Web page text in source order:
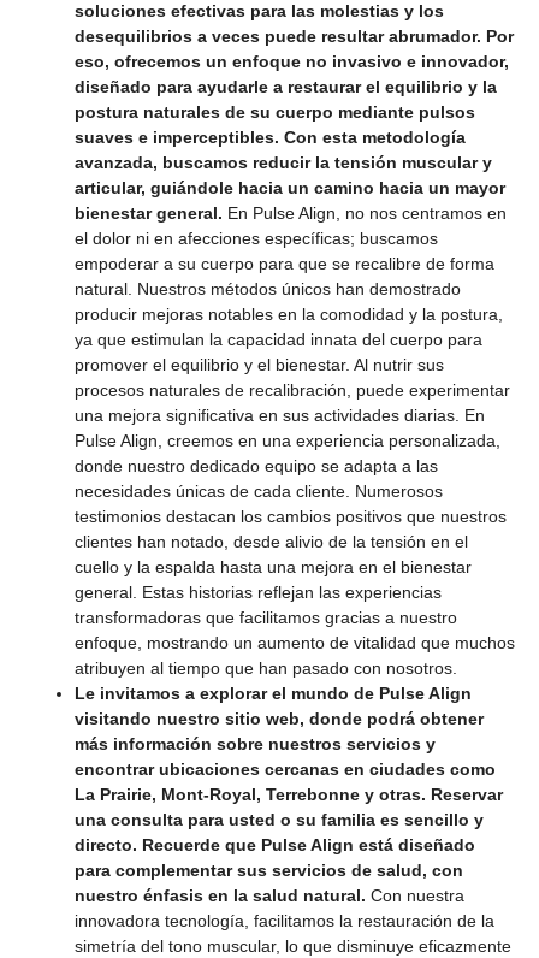
soluciones efectivas para las molestias y los
desequilibrios a veces puede resultar abrumador. Por
eso, ofrecemos un enfoque no invasivo e innovador,
diseñado para ayudarle a restaurar el equilibrio y la
postura naturales de su cuerpo mediante pulsos
suaves e imperceptibles. Con esta metodología
avanzada, buscamos reducir la tensión muscular y
articular, guiándole hacia un camino hacia un mayor
bienestar general. En Pulse Align, no nos centramos en
el dolor ni en afecciones específicas; buscamos
empoderar a su cuerpo para que se recalibre de forma
natural. Nuestros métodos únicos han demostrado
producir mejoras notables en la comodidad y la postura,
ya que estimulan la capacidad innata del cuerpo para
promover el equilibrio y el bienestar. Al nutrir sus
procesos naturales de recalibración, puede experimentar
una mejora significativa en sus actividades diarias. En
Pulse Align, creemos en una experiencia personalizada,
donde nuestro dedicado equipo se adapta a las
necesidades únicas de cada cliente. Numerosos
testimonios destacan los cambios positivos que nuestros
clientes han notado, desde alivio de la tensión en el
cuello y la espalda hasta una mejora en el bienestar
general. Estas historias reflejan las experiencias
transformadoras que facilitamos gracias a nuestro
enfoque, mostrando un aumento de vitalidad que muchos
atribuyen al tiempo que han pasado con nosotros.
Le invitamos a explorar el mundo de Pulse Align
visitando nuestro sitio web, donde podrá obtener
más información sobre nuestros servicios y
encontrar ubicaciones cercanas en ciudades como
La Prairie, Mont-Royal, Terrebonne y otras. Reservar
una consulta para usted o su familia es sencillo y
directo. Recuerde que Pulse Align está diseñado
para complementar sus servicios de salud, con
nuestro énfasis en la salud natural. Con nuestra
innovadora tecnología, facilitamos la restauración de la
simetría del tono muscular, lo que disminuye eficazmente